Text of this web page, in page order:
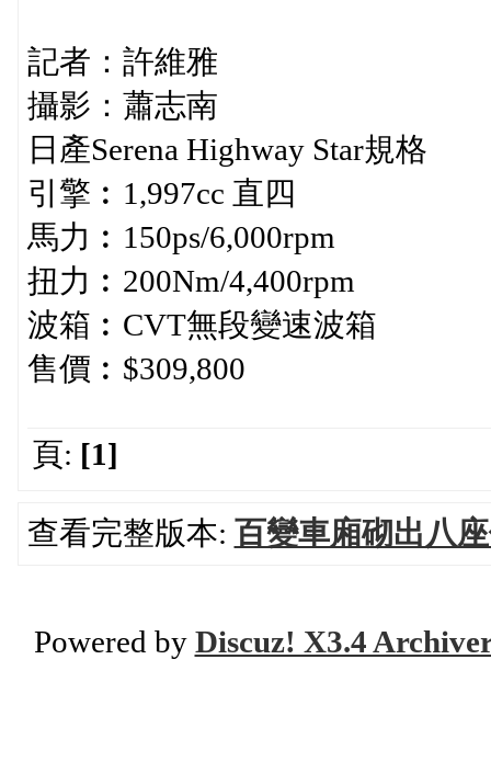
記者：許維雅
攝影：蕭志南
日產Serena Highway Star規格
引擎︰1,997cc 直四
馬力︰150ps/6,000rpm
扭力︰200Nm/4,400rpm
波箱︰CVT無段變速波箱
售價︰$309,800
頁: [1]
查看完整版本: 百變車廂砌出八
Powered by Discuz! X3.4